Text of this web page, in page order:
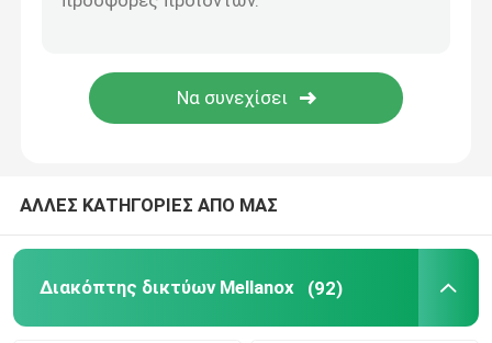
Οπτικός πομποδέκτης NVIDIA
Άδεια χρήσης των Extreme Networks
ΑΛΛΕΣ ΚΑΤΗΓΟΡΙΕΣ ΑΠΟ ΜΑΣ
Διακόπτης δικτύων Mellanox (92)